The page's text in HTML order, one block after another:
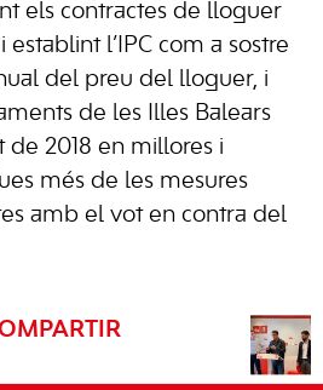
els contractes de lloguer
establint l’IPC com a sostre
del preu del lloguer, i
de les Illes Balears
2018 en millores i
més de les mesures
amb el vot en contra del